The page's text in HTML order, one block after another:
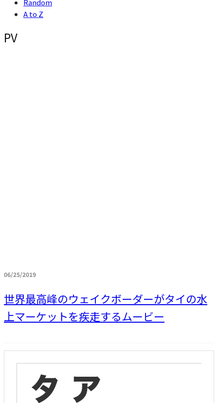
Random
A to Z
PV
06/25/2019
世界最高峰のウェイクボーダーがタイの水
上マーケットを疾走するムービー